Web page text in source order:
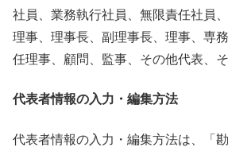
社員、業務執行社員、無限責任社員
理事、理事長、副理事長、理事、専
任理事、顧問、監事、その他代表、
代表者情報の入力・編集方法
代表者情報の入力・編集方法は、「